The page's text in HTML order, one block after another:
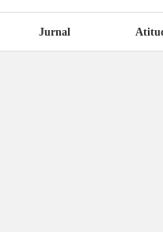
Jurnal